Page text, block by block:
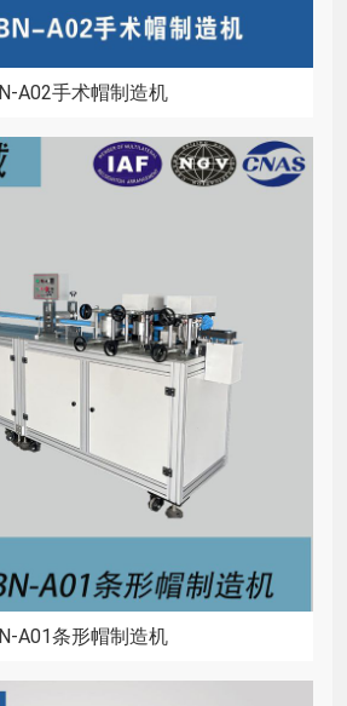
A02手术帽制造机
A01条形帽制造机